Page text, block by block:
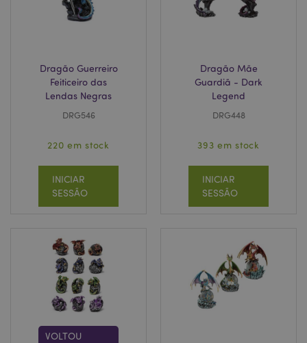
Dragão Guerreiro
Feiticeiro das
Lendas Negras
DRG546
220 em stock
INICIAR
SESSÃO
Dragão Mãe
Guardiã - Dark
Legend
DRG448
393 em stock
INICIAR
SESSÃO
VOLTOU